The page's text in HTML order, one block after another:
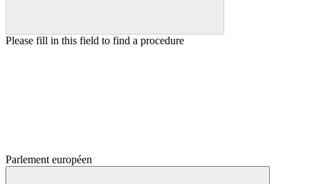
Please fill in this field to find a procedure
Parlement européen